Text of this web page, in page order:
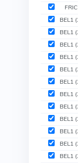
FRIC
BEL1
BEL1
BEL1
BEL1
BEL1
BEL1
BEL1
BEL1
BEL1
BEL1
BEL1
BEL1